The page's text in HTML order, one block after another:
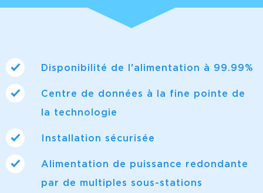
Disponibilité de l'alimentation à 99.99%
Centre de données à la fine pointe de
la technologie
Installation sécurisée
Alimentation de puissance redondante
par de multiples sous-stations